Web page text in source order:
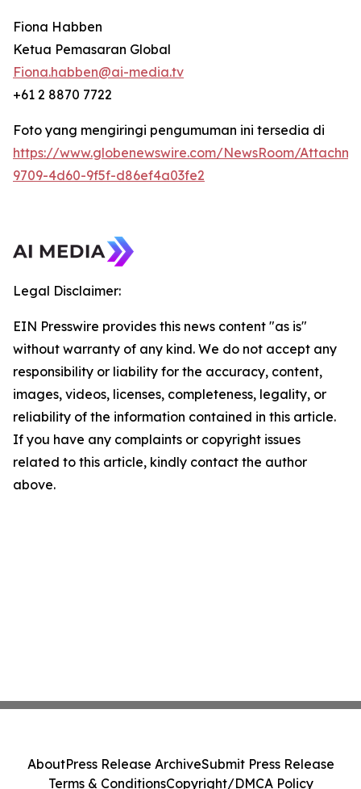
Fiona Habben
Ketua Pemasaran Global
Fiona.habben@ai-media.tv
+61 2 8870 7722
Foto yang mengiringi pengumuman ini tersedia di
https://www.globenewswire.com/NewsRoom/
9709-4d60-9f5f-d86ef4a03fe2
Legal Disclaimer:
EIN Presswire provides this news content "as is"
without warranty of any kind. We do not accept any
responsibility or liability for the accuracy, content,
images, videos, licenses, completeness, legality, or
reliability of the information contained in this article.
If you have any complaints or copyright issues
related to this article, kindly contact the author
above.
AboutPress Release ArchiveSubmit Press Release
Terms & ConditionsCopyright/DMCA Policy